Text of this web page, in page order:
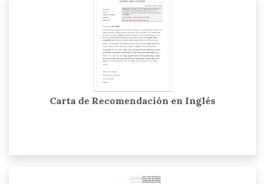
Carta de Recomendación en Inglés